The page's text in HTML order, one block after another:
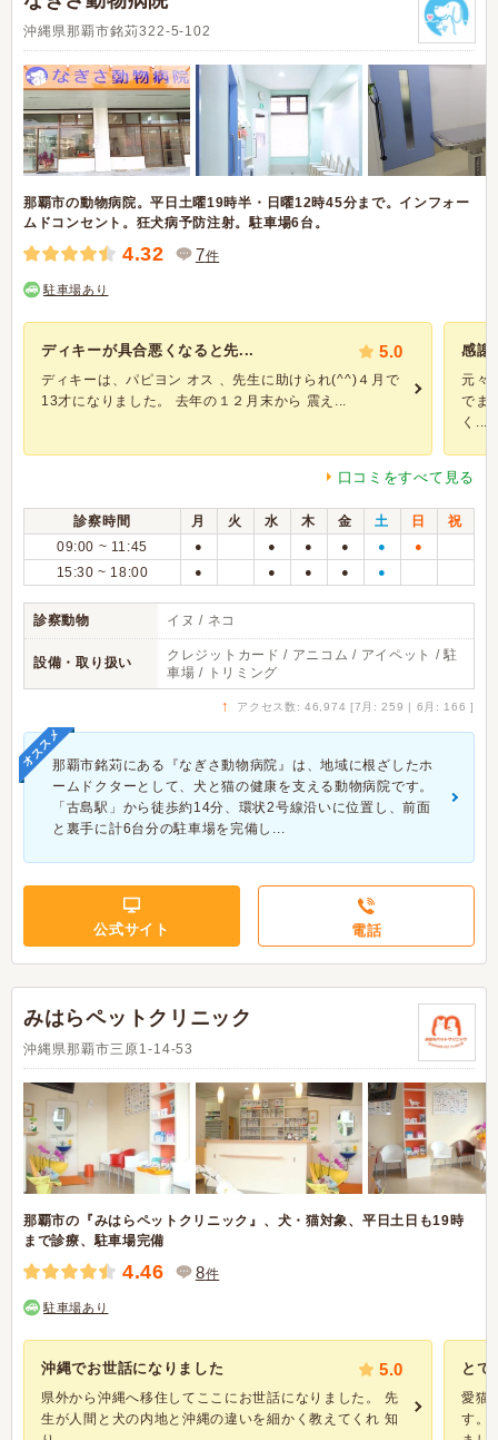
沖縄県那覇市銘苅322-5-102
那覇市の動物病院。平日土曜19時半・日曜12時45分まで。インフォー
ムドコンセント。狂犬病予防注射。駐車場6台。
4.32 7件
駐車場あり
ディキーが具合悪くなると先... 5.0
ディキーは、パピヨン オス 、先生に助けられ(^^)４月で
13才になりました。 去年の１２月末から 震え...
感謝
元々
でま
く...
口コミをすべて見る
診察時間 月 火 水 木 金 土 日
祝
09:00 ~ 11:45
● ● ● ● ● ●
15:30 ~ 18:00 ● ● ● ● ●
診察動物 イヌ / ネコ
設備・取り扱い
クレジットカード / アニコム / アイペット / 駐
車場 / トリミング
↑ アクセス数: 46,974 [7月: 259 | 6月: 166 ]
オススメ那覇市銘苅にある『なぎさ動物病院』は、地域に根ざしたホ
ームドクターとして、犬と猫の健康を支える動物病院です。
「古島駅」から徒歩約14分、環状2号線沿いに位置し、前面
と裏手に計6台分の駐車場を完備し...
公式サイト 電話
みはらペットクリニック
沖縄県那覇市三原1-14-53
那覇市の『みはらペットクリニック』、犬・猫対象、平日土日も19時
まで診療、駐車場完備
4.46 8件
駐車場あり
沖縄でお世話になりました 5.0
県外から沖縄へ移住してここにお世話になりました。 先
生が人間と犬の内地と沖縄の違いを細かく教えてくれ 知
とて
愛猫
す。